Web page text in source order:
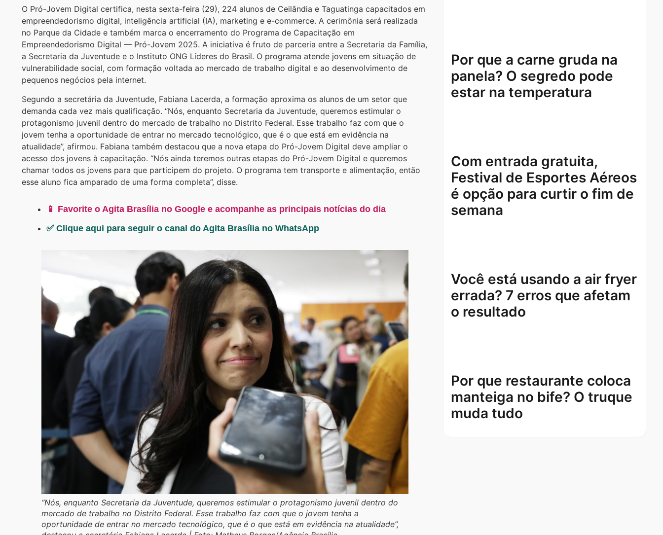
O Pró-Jovem Digital certifica, nesta sexta-feira (29), 224 alunos de Ceilândia e Taguatinga capacitados em
empreendedorismo digital, inteligência artificial (IA), marketing e e-commerce. A cerimônia será realizada
no Parque da Cidade e também marca o encerramento do Programa de Capacitação em
Empreendedorismo Digital — Pró-Jovem 2025. A iniciativa é fruto de parceria entre a Secretaria da Família,
a Secretaria da Juventude e o Instituto ONG Líderes do Brasil. O programa atende jovens em situação de
vulnerabilidade social, com formação voltada ao mercado de trabalho digital e ao desenvolvimento de
pequenos negócios pela internet.
Segundo a secretária da Juventude, Fabiana Lacerda, a formação aproxima os alunos de um setor que
demanda cada vez mais qualificação. “Nós, enquanto Secretaria da Juventude, queremos estimular o
protagonismo juvenil dentro do mercado de trabalho no Distrito Federal. Esse trabalho faz com que o
jovem tenha a oportunidade de entrar no mercado tecnológico, que é o que está em evidência na
atualidade”, afirmou. Fabiana também destacou que a nova etapa do Pró-Jovem Digital deve ampliar o
acesso dos jovens à capacitação. “Nós ainda teremos outras etapas do Pró-Jovem Digital e queremos
chamar todos os jovens para que participem do projeto. O programa tem transporte e alimentação, então
esse aluno fica amparado de uma forma completa”, disse.
📱 Favorite o Agita Brasília no Google e acompanhe as principais notícias do dia
✅ Clique aqui para seguir o canal do Agita Brasília no WhatsApp
“Nós, enquanto Secretaria da Juventude, queremos estimular o protagonismo juvenil dentro do
mercado de trabalho no Distrito Federal. Esse trabalho faz com que o jovem tenha a
oportunidade de entrar no mercado tecnológico, que é o que está em evidência na atualidade”,
Por que a carne gruda na
panela? O segredo pode
estar na temperatura
Com entrada gratuita,
Festival de Esportes Aéreos
é opção para curtir o fim de
semana
Você está usando a air fryer
errada? 7 erros que afetam
o resultado
Por que restaurante coloca
manteiga no bife? O truque
muda tudo